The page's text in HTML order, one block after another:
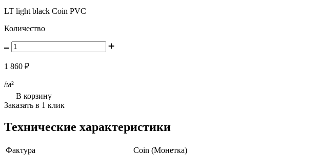
LT light black Coin PVC
Количество
1 860 ₽
/м²
В корзину
Заказать в 1 клик
Технические характеристики
Фактура Coin (Монетка)